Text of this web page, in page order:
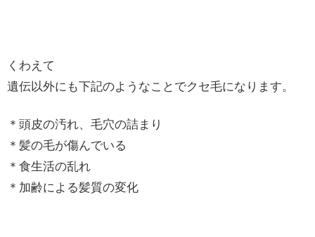
くわえて
遺伝以外にも下記のようなことでクセ毛になります。
＊頭皮の汚れ、毛穴の詰まり
＊髪の毛が傷んでいる
＊食生活の乱れ
＊加齢による髪質の変化